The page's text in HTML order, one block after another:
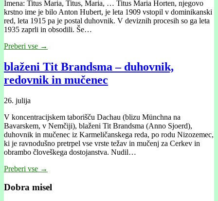
Imena: Titus Maria, Titus, Maria, … Titus Maria Horten, njegovo
krstno ime je bilo Anton Hubert, je leta 1909 vstopil v dominikanski
red, leta 1915 pa je postal duhovnik. V deviznih procesih so ga leta
1935 zaprli in obsodili. Še…
Preberi vse →
blaženi Tit Brandsma – duhovnik,
redovnik in mučenec
26. julija
V koncentracijskem taborišču Dachau (blizu Münchna na
Bavarskem, v Nemčiji), blaženi Tit Brandsma (Anno Sjoerd),
duhovnik in mučenec iz Karmeličanskega reda, po rodu Nizozemec,
ki je ravnodušno pretrpel vse vrste težav in mučenj za Cerkev in
obrambo človeškega dostojanstva. Nudil…
Preberi vse →
Dobra misel